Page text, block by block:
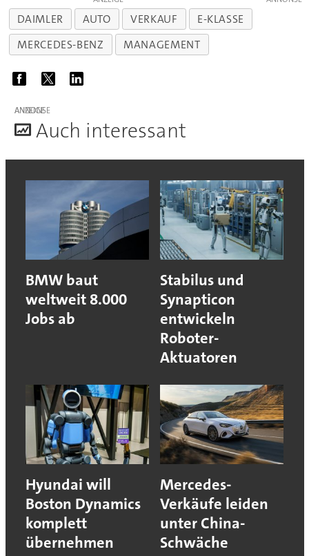
DAIMLER AUTO VERKAUF
E-KLASSE
MERCEDES-BENZ
MANAGEMENT
ANZEIGE
Auch interessant
BMW baut
weltweit 8.000
Jobs ab
Stabilus und
Synapticon
entwickeln
Roboter-
Aktuatoren
Hyundai will
Boston Dynamics
komplett
übernehmen
Mercedes-
Verkäufe leiden
unter China-
Schwäche